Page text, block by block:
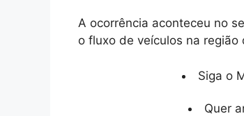
A ocorrência aconteceu no
o fluxo de veículos na
Siga o
Quer